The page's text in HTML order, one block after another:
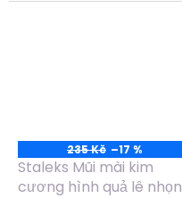
235 Kč –17 %
Staleks Mũi mài kim
cương hình quả lê nhọn